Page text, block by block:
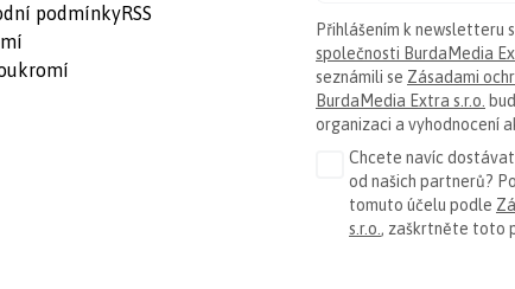
podmínkyRSS
Přihlášením k newsletteru
společnosti BurdaMedia
seznámili se Zásadami
BurdaMedia Extra s.r.o.
organizaci a vyhodnocení
Chcete navíc
od našich partnerů?
tomuto účelu podle
s.r.o. , zaškrtněte toto